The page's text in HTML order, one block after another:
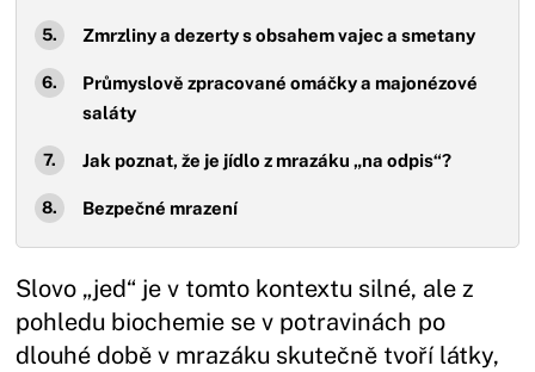
Zmrzliny a dezerty s obsahem vajec a smetany
Průmyslově zpracované omáčky a majonézové
saláty
Jak poznat, že je jídlo z mrazáku „na odpis“?
Bezpečné mrazení
Slovo „jed“ je v tomto kontextu silné, ale z
pohledu biochemie se v potravinách po
dlouhé době v mrazáku skutečně tvoří látky,